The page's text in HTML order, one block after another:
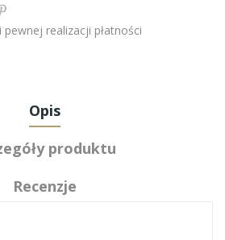
realizacji płatności
Opis
produktu
Recenzje